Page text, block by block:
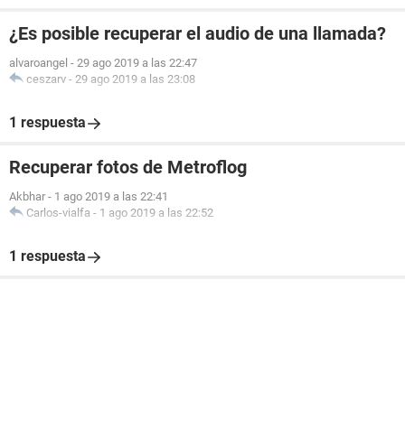
¿Es posible recuperar el audio de una llamada?
alvaroangel - 29 ago 2019 a las 22:47
ceszarv - 29 ago 2019 a las 23:08
1 respuesta
Recuperar fotos de Metroflog
Akbhar - 1 ago 2019 a las 22:41
Carlos-vialfa - 1 ago 2019 a las 22:52
1 respuesta